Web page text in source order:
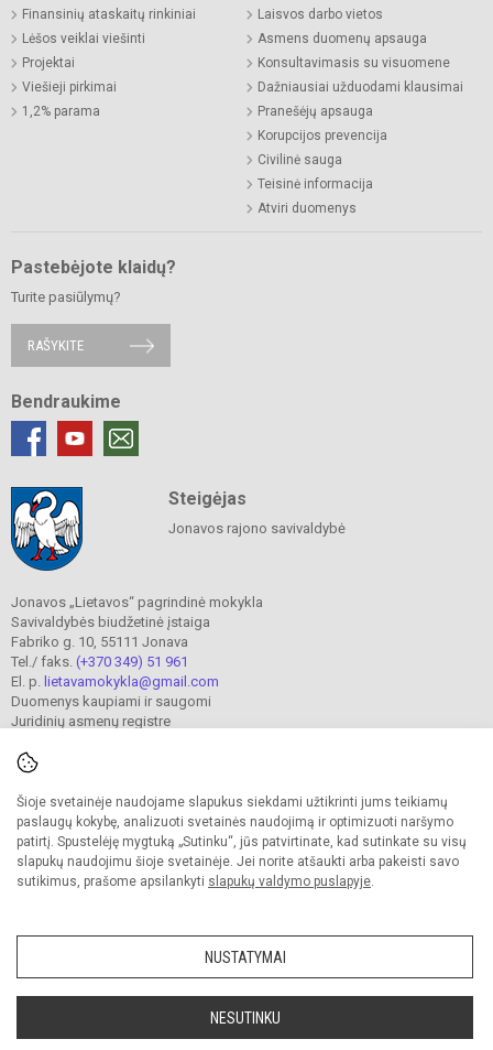
Šioje svetainėje naudojame slapukus siekdami užtikrinti jums teikiamų
paslaugų kokybę, analizuoti svetainės naudojimą ir optimizuoti naršymo
patirtį. Spustelėję mygtuką „Sutinku“, jūs patvirtinate, kad sutinkate su visų
slapukų naudojimu šioje svetainėje. Jei norite atšaukti arba pakeisti savo
sutikimus, prašome apsilankyti slapukų valdymo puslapyje.
NUSTATYMAI
NESUTINKU
Finansinių ataskaitų rinkiniai
Lėšos veiklai viešinti
Projektai
Viešieji pirkimai
1,2% parama
Laisvos darbo vietos
Asmens duomenų apsauga
Konsultavimasis su visuomene
Dažniausiai užduodami klausimai
Pranešėjų apsauga
Korupcijos prevencija
Civilinė sauga
Teisinė informacija
Atviri duomenys
Pastebėjote klaidų?
Turite pasiūlymų?
RAŠYKITE
Bendraukime
Steigėjas
Jonavos rajono savivaldybė
Jonavos „Lietavos“ pagrindinė mokykla
Savivaldybės biudžetinė įstaiga
Fabriko g. 10, 55111 Jonava
Tel./ faks. (+370 349) 51 961
El. p. lietavamokykla@gmail.com
Duomenys kaupiami ir saugomi
Juridinių asmenų registre
© 2023. Jonavos Lietavos pagrindinė mokykla. Visos teisės saugomos.
Kopijuoti turinį be raštiško įstaigos administracijos sutikimo griežtai draudžiama.
Prieinamumo paraiška Slapukų valdymas
svetainę